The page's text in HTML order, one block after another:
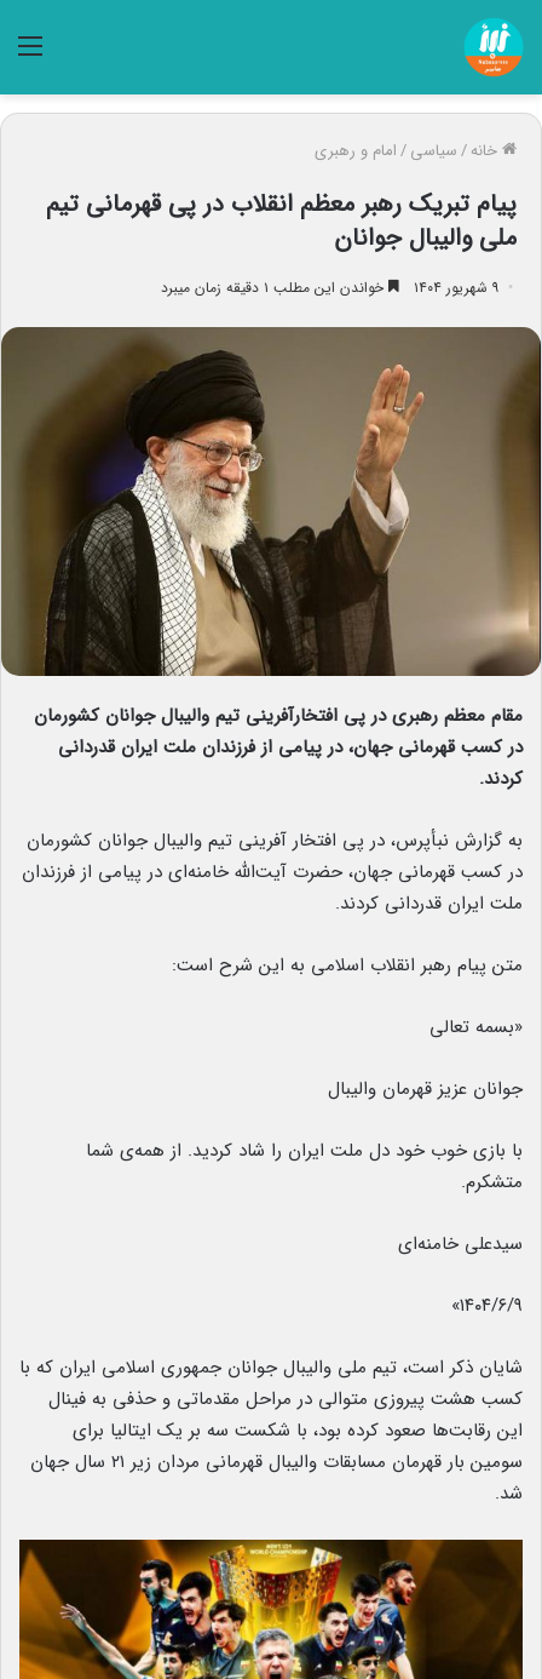
خانه/سیاسی/امام و رهبری
پیام تبریک رهبر معظم انقلاب در پی قهرمانی تیم
ملی والیبال جوانان
۹ شهریور ۱۴۰۴ خواندن این مطلب ۱ دقیقه زمان میبرد
مقام معظم رهبری در پی افتخارآفرینی تیم والیبال جوانان کشورمان
در کسب قهرمانی جهان، در پیامی از فرزندان ملت ایران قدردانی
کردند.
به گزارش نبأپرس، در پی افتخار آفرینی تیم والیبال جوانان کشورمان
در کسب قهرمانی جهان، حضرت آیت‌الله خامنه‌ای در پیامی از فرزندان
ملت ایران قدردانی کردند.
متن پیام رهبر انقلاب اسلامی به این شرح است:
«بسمه تعالی
جوانان عزیز قهرمان والیبال
با بازی خوب خود دل ملت ایران را شاد کردید. از همه‌ی شما
متشکرم.
سیدعلی خامنه‌ای
۱۴۰۴/۶/۹»
شایان ذکر است، تیم ملی والیبال جوانان جمهوری اسلامی ایران که با
کسب هشت پیروزی متوالی در مراحل مقدماتی و حذفی به فینال
این رقابت‌ها صعود کرده بود، با شکست سه بر یک ایتالیا برای
سومین بار قهرمان مسابقات والیبال قهرمانی مردان زیر ۲۱ سال جهان
شد.